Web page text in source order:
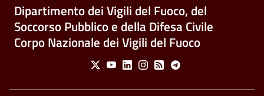
Dipartimento dei Vigili del Fuoco, del
Soccorso Pubblico e della Difesa Civile
Corpo Nazionale dei Vigili del Fuoco
Social Menu
X YoutubeLinkedinInstagram
Feed Telegram